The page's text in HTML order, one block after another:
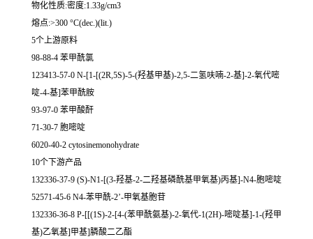
物化性质:密度:1.33g/cm3
熔点:>300 °C(dec.)(lit.)
5个上游原料
98-88-4 苯甲酰氯
123413-57-0 N-[1-[(2R,5S)-5-(羟基甲基)-2,5-二氢呋喃-2-基]-2-氧代嘧
啶-4-基]苯甲酰胺
93-97-0 苯甲酸酐
71-30-7 胞嘧啶
6020-40-2 cytosinemonohydrate
10个下游产品
132336-37-9 (S)-N1-[(3-羟基-2-二羟基磷酰基甲氧基)丙基]-N4-胞嘧啶
52571-45-6 N4-苯甲酰-2’-甲氧基胞苷
132336-36-8 P-[[(1S)-2-[4-(苯甲酰氨基)-2-氧代-1(2H)-嘧啶基]-1-(羟甲
基)乙氧基]甲基]膦酸二乙酯